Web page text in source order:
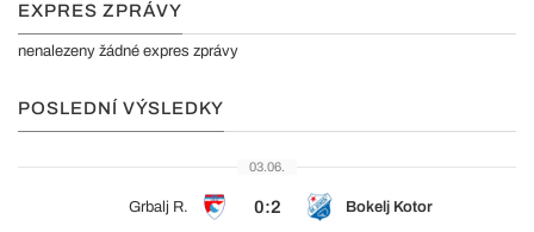
EXPRES ZPRÁVY
nenalezeny žádné expres zprávy
POSLEDNÍ VÝSLEDKY
03.06.
Grbalj R. 0:2 Bokelj Kotor